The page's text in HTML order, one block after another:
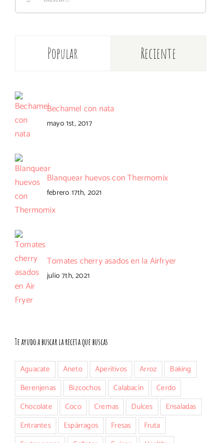
Popular Reciente
Bechamel con nata
mayo 1st, 2017
Blanquear huevos con Thermomix
febrero 17th, 2021
Tomates cherry asados en la Airfryer
julio 7th, 2021
Te ayudo a buscar la receta que buscas
Aguacate Aneto Aperitivos Arroz
Baking
Berenjenas
Bizcochos Calabacín
Cerdo
Chocolate
Coco Cremas Dulces
Ensaladas
Entrantes
Espárragos Fresas
Fruta